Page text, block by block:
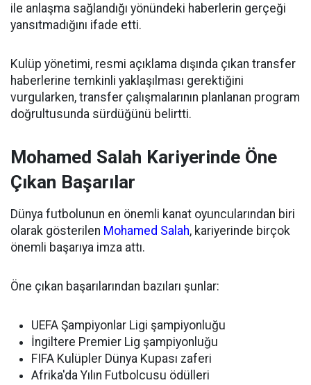
ile anlaşma sağlandığı yönündeki haberlerin gerçeği
yansıtmadığını ifade etti.
Kulüp yönetimi, resmi açıklama dışında çıkan transfer
haberlerine temkinli yaklaşılması gerektiğini
vurgularken, transfer çalışmalarının planlanan program
doğrultusunda sürdüğünü belirtti.
Mohamed Salah Kariyerinde Öne
Çıkan Başarılar
Dünya futbolunun en önemli kanat oyuncularından biri
olarak gösterilen Mohamed Salah, kariyerinde birçok
önemli başarıya imza attı.
Öne çıkan başarılarından bazıları şunlar:
UEFA Şampiyonlar Ligi şampiyonluğu
İngiltere Premier Lig şampiyonluğu
FIFA Kulüpler Dünya Kupası zaferi
Afrika'da Yılın Futbolcusu ödülleri